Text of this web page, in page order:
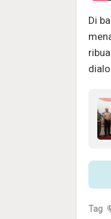
Di
Tag